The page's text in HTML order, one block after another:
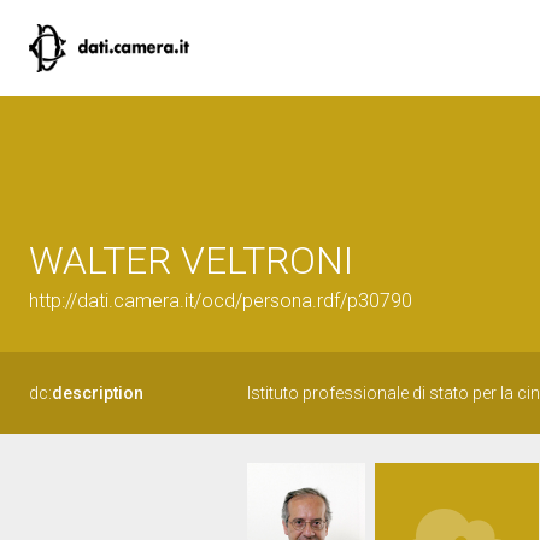
WALTER VELTRONI
http://dati.camera.it/ocd/persona.rdf/p30790
dc:description Istituto professionale di stato per la